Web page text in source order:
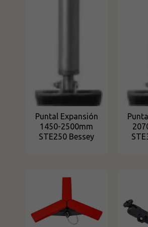
Puntal Expansión
1450-2500mm
STE250 Bessey